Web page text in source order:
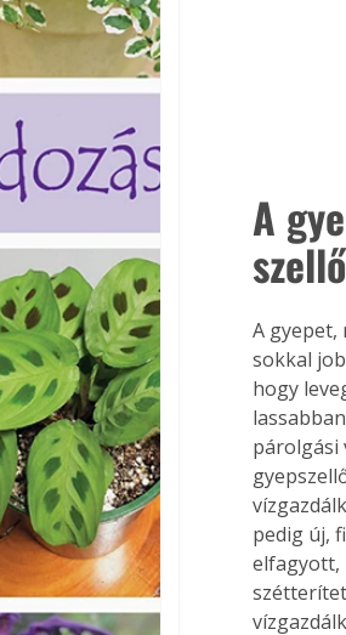
A
A
sokkal
hogy
párolgási
pedig új,
elfagyott,